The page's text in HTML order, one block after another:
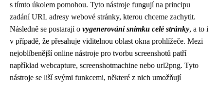
s tímto úkolem pomohou. Tyto nástroje fungují na principu
zadání URL adresy webové stránky, kterou chceme zachytit.
Následně se postarají o vygenerování snímku celé stránky, a to i
v případě, že přesahuje viditelnou oblast okna prohlížeče. Mezi
nejoblíbenější online nástroje pro tvorbu screenshotů patří
například webcapture, screenshotmachine nebo url2png. Tyto
nástroje se liší svými funkcemi, některé z nich umožňují